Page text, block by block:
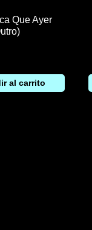
Que Ayer
al carrito